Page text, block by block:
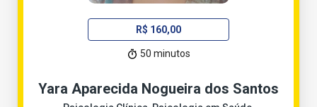
R$ 160,00
50 minutos
Yara Aparecida Nogueira dos Santos